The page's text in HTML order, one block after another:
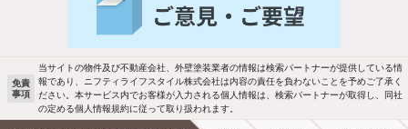
バス・トイレ別 2階以上
洗濯機置場あり 独立洗面台
免責
事項
当サイトの物件及び不動産会社、外壁塗装業者の情報は検索パートナーが提供している情
報であり、ニフティライフスタイル株式会社は内容の責任を負わないことを予めご了承く
ださい。本サービス内でお客様が入力される個人情報は、検索パートナーが取得し、同社
の定める個人情報規約に従って取り扱われます。